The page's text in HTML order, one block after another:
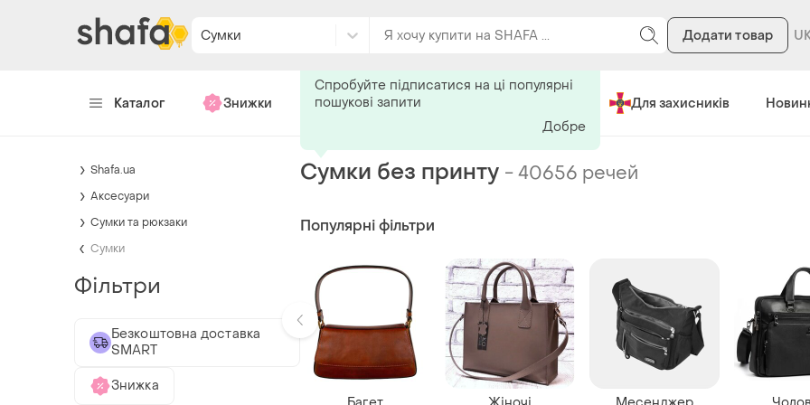
Сумки Додати товар
Каталог Знижки Хендмейд Для захисників
Сумки без принту -40656 речей
Популярні фільтри
Спробуйте підписатися на ці популярні
пошукові запити
Добре
Shafa.ua
Аксесуари
Сумки та рюкзаки
Сумки
Фільтри
Безкоштовна доставка
SMART
Знижка